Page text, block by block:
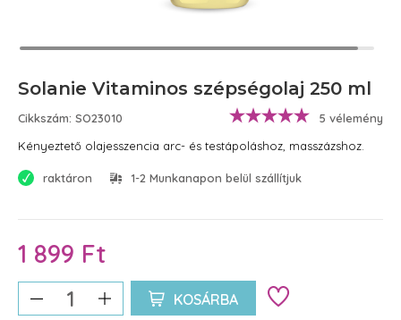
Solanie Vitaminos szépségolaj 250 ml
Cikkszám: SO23010
5 vélemény
Kényeztető olajesszencia arc- és testápoláshoz, masszázshoz.
raktáron 1-2 Munkanapon belül szállítjuk
1 899 Ft
KOSÁRBA